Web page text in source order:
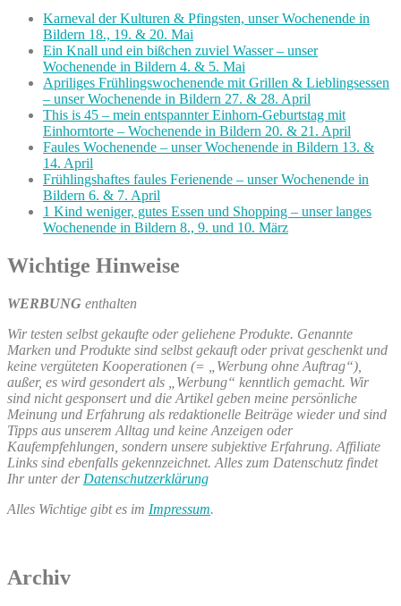
Karneval der Kulturen & Pfingsten, unser Wochenende in
Bildern 18., 19. & 20. Mai
Ein Knall und ein bißchen zuviel Wasser – unser
Wochenende in Bildern 4. & 5. Mai
Apriliges Frühlingswochenende mit Grillen & Lieblingsessen
– unser Wochenende in Bildern 27. & 28. April
This is 45 – mein entspannter Einhorn-Geburtstag mit
Einhorntorte – Wochenende in Bildern 20. & 21. April
Faules Wochenende – unser Wochenende in Bildern 13. &
14. April
Frühlingshaftes faules Ferienende – unser Wochenende in
Bildern 6. & 7. April
1 Kind weniger, gutes Essen und Shopping – unser langes
Wochenende in Bildern 8., 9. und 10. März
Wichtige Hinweise
WERBUNG enthalten
Wir testen selbst gekaufte oder geliehene Produkte. Genannte
Marken und Produkte sind selbst gekauft oder privat geschenkt und
keine vergüteten Kooperationen (= „Werbung ohne Auftrag“),
außer, es wird gesondert als „Werbung“ kenntlich gemacht. Wir
sind nicht gesponsert und die Artikel geben meine persönliche
Meinung und Erfahrung als redaktionelle Beiträge wieder und sind
Tipps aus unserem Alltag und keine Anzeigen oder
Kaufempfehlungen, sondern unsere subjektive Erfahrung. Affiliate
Links sind ebenfalls gekennzeichnet. Alles zum Datenschutz findet
Ihr unter der Datenschutzerklärung
Alles Wichtige gibt es im Impressum.
Archiv